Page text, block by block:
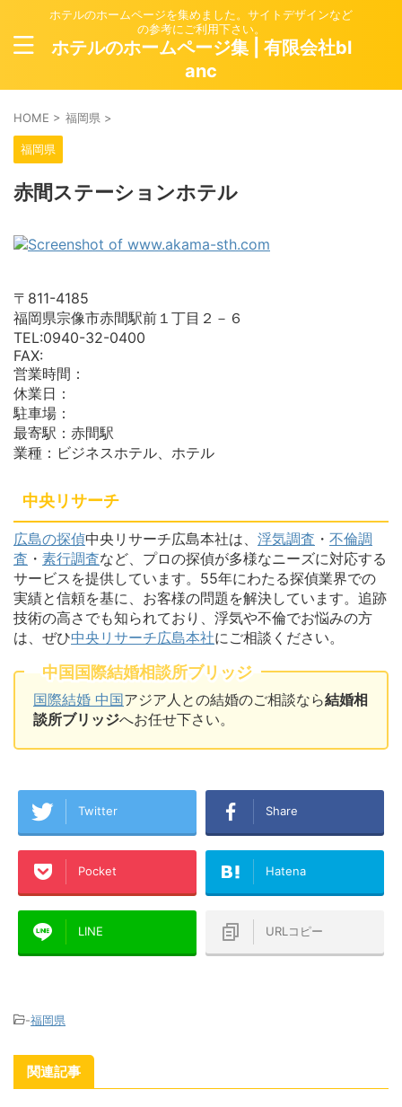
ホテルのホームページを集めました。サイトデザインなど
の参考にご利用下さい。
ホテルのホームページ集 | 有限会社bl
anc
HOME > 福岡県 >
福岡県
赤間ステーションホテル
〒811-4185
福岡県宗像市赤間駅前１丁目２－６
TEL:0940-32-0400
FAX:
営業時間：
休業日：
駐車場：
最寄駅：赤間駅
業種：ビジネスホテル、ホテル
中央リサーチ
広島の探偵中央リサーチ広島本社は、 浮気調査 ・ 不倫調
査 ・ 素行調査など、プロの探偵が多様なニーズに対応する
サービスを提供しています。55年にわたる探偵業界での
実績と信頼を基に、お客様の問題を解決しています。追跡
技術の高さでも知られており、浮気や不倫でお悩みの方
は、ぜひ中央リサーチ広島本社にご相談ください。
中国国際結婚相談所ブリッジ
国際結婚 中国アジア人との結婚のご相談なら結婚相
談所ブリッジへお任せ下さい。
Twitter Share
Pocket Hatena
LINE URLコピー
-福岡県
関連記事